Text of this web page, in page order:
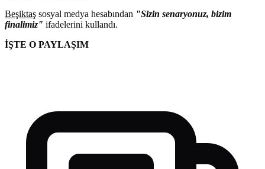
Beşiktaş sosyal medya hesabından "Sizin senaryonuz, bizim
finalimiz" ifadelerini kullandı.
İŞTE O PAYLAŞIM